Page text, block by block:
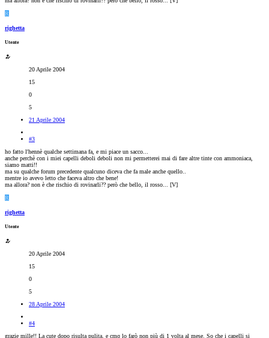
R
righetta
Utente
20 Aprile 2004
15
0
5
21 Aprile 2004
#3
ho fatto l'hennè qualche settimana fa, e mi piace un sacco...
anche perchè con i miei capelli deboli deboli non mi permetterei mai di fare altre tinte con ammoniaca,
siamo matti!!
ma su qualche forum precedente qualcuno diceva che fa male anche quello..
mentre io avevo letto che faceva altro che bene!
ma allora? non è che rischio di rovinarli?? però che bello, il rosso... [V]
R
righetta
Utente
20 Aprile 2004
15
0
5
28 Aprile 2004
#4
grazie mille!! La cute dopo risulta pulita, e cmq lo farò non più di 1 volta al mese. So che i capelli si